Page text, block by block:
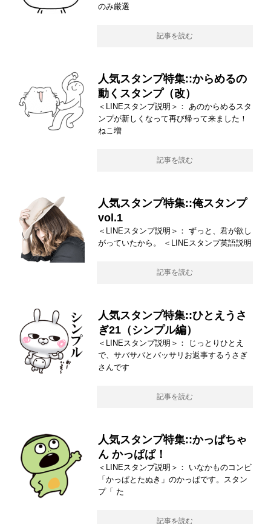
のみ厳選
記事を読む
人気スタンプ特集::からめるの
動くスタンプ（改）
＜LINEスタンプ説明＞： あのからめるスタ
ンプが新しくなって再び帰って来ました！
ねこ増
記事を読む
人気スタンプ特集::俺スタンプ
vol.1
＜LINEスタンプ説明＞： ずっと、君が欲し
がっていたから。 ＜LINEスタンプ英語説明
記事を読む
人気スタンプ特集::ひとえうさ
ぎ21（シンプル編）
＜LINEスタンプ説明＞： じっとりひとえ
で、サバサバとバッサリお返事するうさぎ
さんです
記事を読む
人気スタンプ特集::かっぱちゃ
ん かっぱぱ！
＜LINEスタンプ説明＞： いなかものコンビ
「かっぱとたぬき」のかっぱです。スタン
プ「 た
記事を読む